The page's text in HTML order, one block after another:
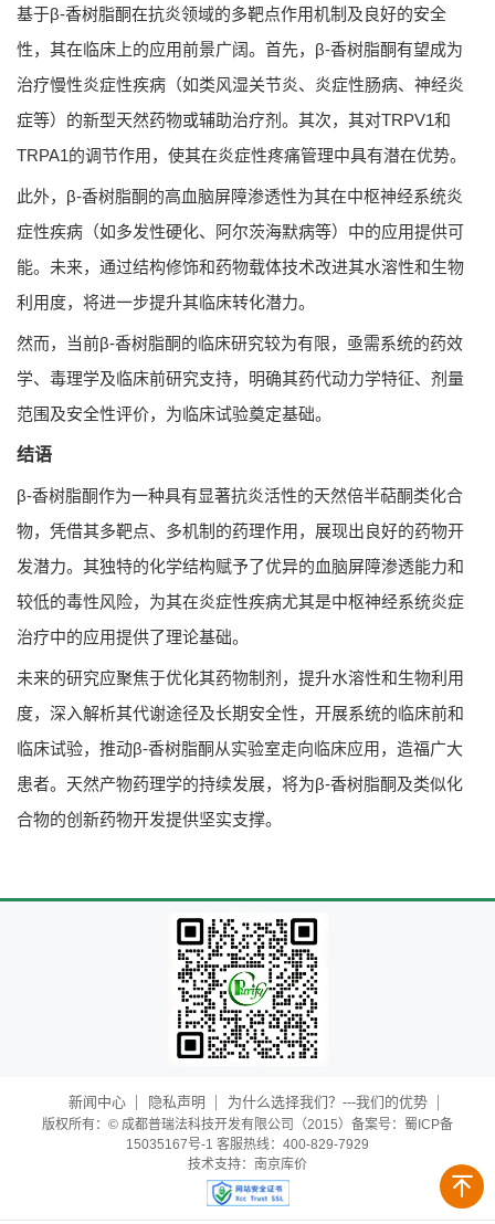
基于β-香树脂酮在抗炎领域的多靶点作用机制及良好的安全
性，其在临床上的应用前景广阔。首先，β-香树脂酮有望成为
治疗慢性炎症性疾病（如类风湿关节炎、炎症性肠病、神经炎
症等）的新型天然药物或辅助治疗剂。其次，其对TRPV1和
TRPA1的调节作用，使其在炎症性疼痛管理中具有潜在优势。
此外，β-香树脂酮的高血脑屏障渗透性为其在中枢神经系统炎
症性疾病（如多发性硬化、阿尔茨海默病等）中的应用提供可
能。未来，通过结构修饰和药物载体技术改进其水溶性和生物
利用度，将进一步提升其临床转化潜力。
然而，当前β-香树脂酮的临床研究较为有限，亟需系统的药效
学、毒理学及临床前研究支持，明确其药代动力学特征、剂量
范围及安全性评价，为临床试验奠定基础。
结语
β-香树脂酮作为一种具有显著抗炎活性的天然倍半萜酮类化合
物，凭借其多靶点、多机制的药理作用，展现出良好的药物开
发潜力。其独特的化学结构赋予了优异的血脑屏障渗透能力和
较低的毒性风险，为其在炎症性疾病尤其是中枢神经系统炎症
治疗中的应用提供了理论基础。
未来的研究应聚焦于优化其药物制剂，提升水溶性和生物利用
度，深入解析其代谢途径及长期安全性，开展系统的临床前和
临床试验，推动β-香树脂酮从实验室走向临床应用，造福广大
患者。天然产物药理学的持续发展，将为β-香树脂酮及类似化
合物的创新药物开发提供坚实支撑。
新闻中心 隐私声明 为什么选择我们？---我们的优势
版权所有：© 成都普瑞法科技开发有限公司（2015）备案号：蜀ICP备
15035167号-1 客服热线：400-829-7929
技术支持： 南京库价